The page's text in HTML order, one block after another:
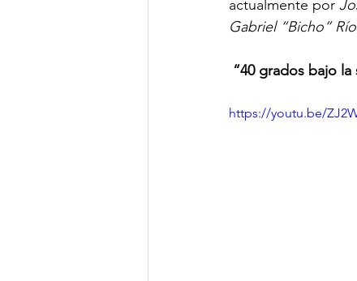
actualmente por
Gabriel “Bicho”
“40 grados bajo la
https://youtu.be/